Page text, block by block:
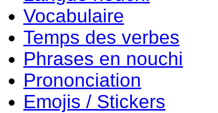
Vocabulaire
Temps des verbes
Phrases en nouchi
Prononciation
Emojis / Stickers